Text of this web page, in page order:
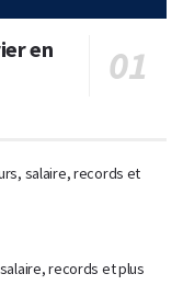
en
salaire, records et
records et plus